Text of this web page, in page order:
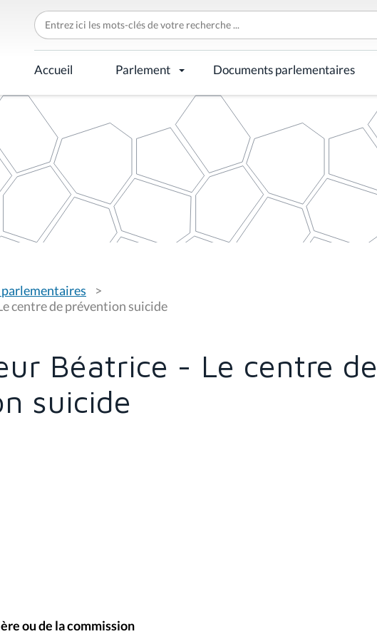
C
h
e
r
c
h
r
p
Accueil Parlement Documents parlementaires
centre de prévention suicide
Béatrice - Le centre de
suicide
ou de la commission